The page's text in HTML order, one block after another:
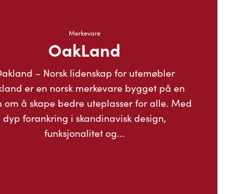
Merkevare
OakLand
– Norsk lidenskap for utemøbler
er en norsk merkevare bygget på en
om å skape bedre uteplasser for alle. Med
dyp forankring i skandinavisk design,
funksjonalitet og...